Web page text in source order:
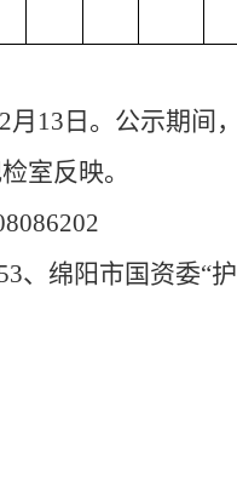
月 13 日。公示期间
室反映。
、绵阳市国资委“